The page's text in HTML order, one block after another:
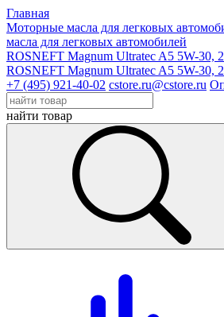
Главная
Моторные масла для легковых
масла для легковых автомобилей
ROSNEFT Magnum Ultratec A5 5W-30,
ROSNEFT Magnum Ultratec A5 5W-30,
+7 (495) 921-40-02 cstore.ru@cstore.ru
найти товар